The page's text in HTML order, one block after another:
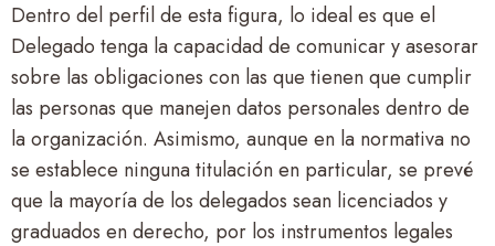
Dentro del perfil de esta figura, lo ideal es que el
Delegado tenga la capacidad de comunicar y asesorar
sobre las obligaciones con las que tienen que cumplir
las personas que manejen datos personales dentro de
la organización. Asimismo, aunque en la normativa no
se establece ninguna titulación en particular, se prevé
que la mayoría de los delegados sean licenciados y
graduados en derecho, por los instrumentos legales